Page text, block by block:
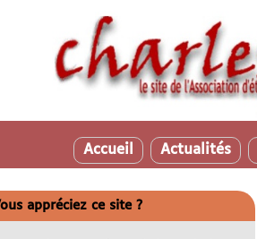
Accueil Actualités
appréciez ce site ?